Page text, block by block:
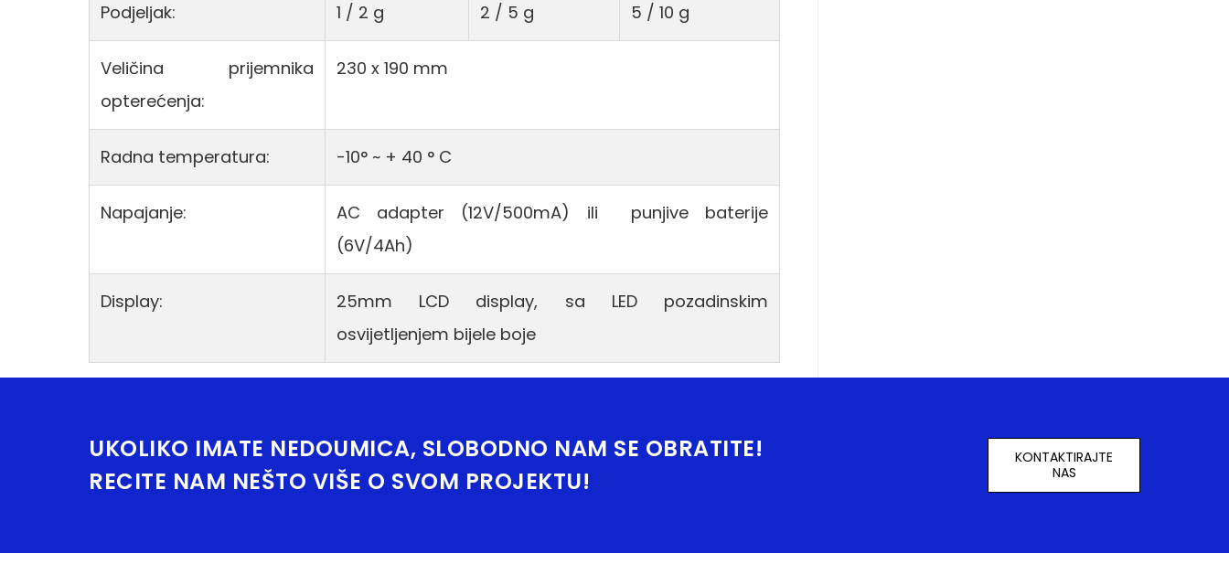
Podjeljak: 1 / 2 g 2 / 5 g 5 / 10 g
Veličina prijemnika
opterećenja:
230 x 190 mm
Radna temperatura: -10° ~ + 40 ° C
Napajanje:
AC adapter (12V/500mA) ili punjive baterije
(6V/4Ah)
Display:
25mm LCD display, sa LED pozadinskim
osvijetljenjem bijele boje
UKOLIKO IMATE NEDOUMICA, SLOBODNO NAM SE OBRATITE!
RECITE NAM NEŠTO VIŠE O SVOM PROJEKTU!
KONTAKTIRAJTE
NAS